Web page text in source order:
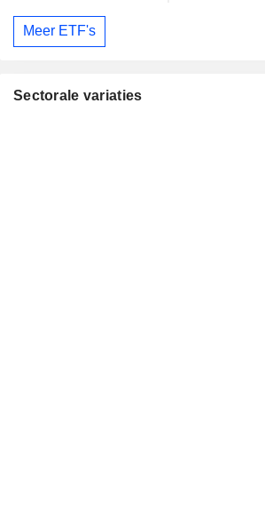
Meer ETF's
Sectorale variaties